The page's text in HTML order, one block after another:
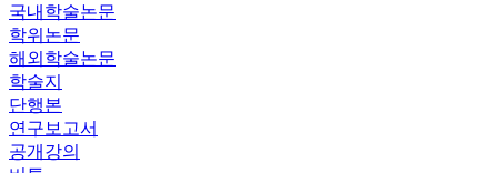
국내학술논문
학위논문
해외학술논문
학술지
단행본
연구보고서
공개강의